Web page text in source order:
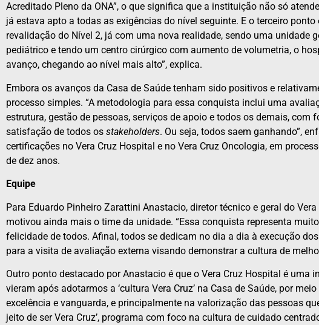
Acreditado Pleno da ONA”, o que significa que a instituição não só
já estava apto a todas as exigências do nível seguinte. E o terceiro
revalidação do Nível 2, já com uma nova realidade, sendo uma unidade
pediátrico e tendo um centro cirúrgico com aumento de volumetria, o
avanço, chegando ao nível mais alto”, explica.
Embora os avanços da Casa de Saúde tenham sido positivos e
processo simples. “A metodologia para essa conquista inclui uma
estrutura, gestão de pessoas, serviços de apoio e todos os demais, com
satisfação de todos os stakeholders. Ou seja, todos saem ganhando”,
certificações no Vera Cruz Hospital e no Vera Cruz Oncologia, em
de dez anos.
Equipe
Para Eduardo Pinheiro Zarattini Anastacio, diretor técnico e geral do Vera
motivou ainda mais o time da unidade. “Essa conquista representa
felicidade de todos. Afinal, todos se dedicam no dia a dia à execução
para a visita de avaliação externa visando demonstrar a cultura de
Outro ponto destacado por Anastacio é que o Vera Cruz Hospital é uma
vieram após adotarmos a ‘cultura Vera Cruz’ na Casa de Saúde, por
excelência e vanguarda, e principalmente na valorização das pessoas
jeito de ser Vera Cruz’, programa com foco na cultura de cuidado